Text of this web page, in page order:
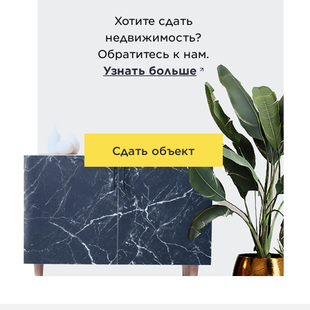
Хотите сдать
недвижимость?
Обратитесь к нам.
Узнать больше
Сдать объект